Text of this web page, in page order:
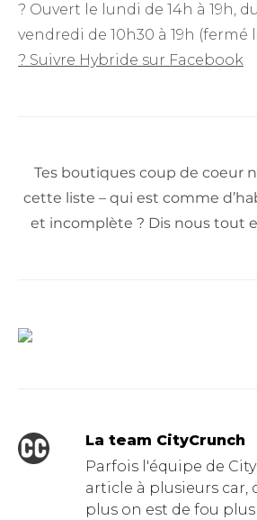
? Ouvert le lundi de 14h à 19h,
vendredi de 10h30 à 19h (fermé
? Suivre Hybride sur Facebook
Tes boutiques coup de coeur
cette liste – qui est comme
et incomplète ? Dis nous tout
La team CityCrunch
Parfois l'équipe de
article à plusieurs car,
plus on est de fou